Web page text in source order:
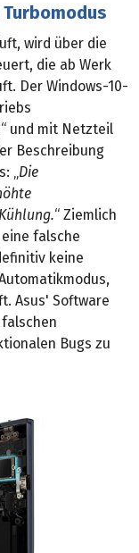
wird über die
die ab Werk
Der Windows-10-
und mit Netzteil
Beschreibung
„Die
“ Ziemlich
falsche
keine
Asus' Software
Bugs zu